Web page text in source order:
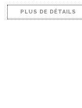
PLUS DE DÉTAILS